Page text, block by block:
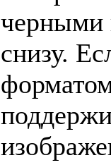
черными
снизу.